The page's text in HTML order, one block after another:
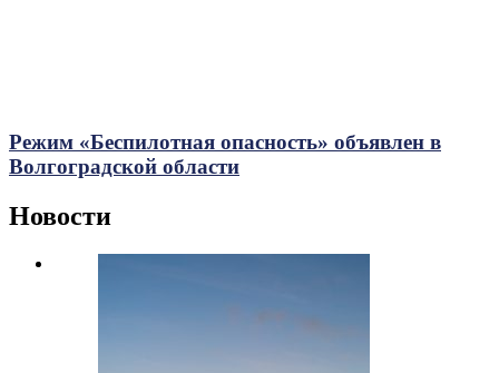
Режим «Беспилотная опасность» объявлен в
Волгоградской области
Новости